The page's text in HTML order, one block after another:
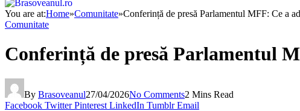
You are at:Home»Comunitate»Conferință de presă Parlamentul MFF: Ce a
Comunitate
Conferință de presă Parlamentul
By Brasoveanul27/04/2026No Comments2 Mins Read
Facebook Twitter Pinterest LinkedIn Tumblr Email